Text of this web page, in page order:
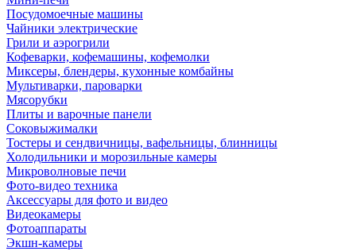
Посудомоечные машины
Чайники электрические
Грили и аэрогрили
Кофеварки, кофемашины, кофемолки
Миксеры, блендеры, кухонные комбайны
Мультиварки, пароварки
Мясорубки
Плиты и варочные панели
Соковыжималки
Тостеры и сендвичницы, вафельницы, блинницы
Холодильники и морозильные камеры
Микроволновые печи
Фото-видео техника
Аксессуары для фото и видео
Видеокамеры
Фотоаппараты
Экшн-камеры